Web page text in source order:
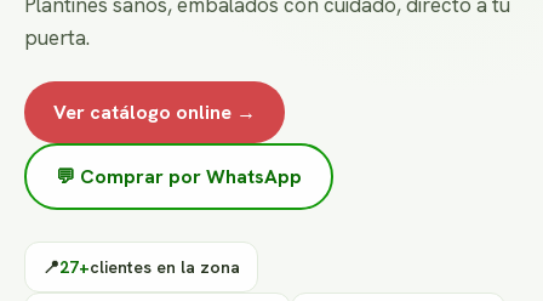
puerta.
Ver catálogo online →
💬 Comprar por WhatsApp
📍27+clientes en la zona